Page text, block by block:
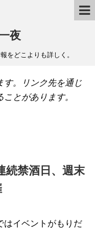
夜
をどこよりも詳しく。
す。リンク先を通じ
とがあります。
続禁酒日、週末
はイベントがもりだ